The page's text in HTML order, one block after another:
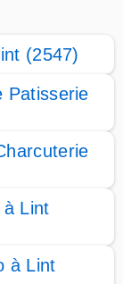
(2547)
Patisserie
à Lint
à Lint